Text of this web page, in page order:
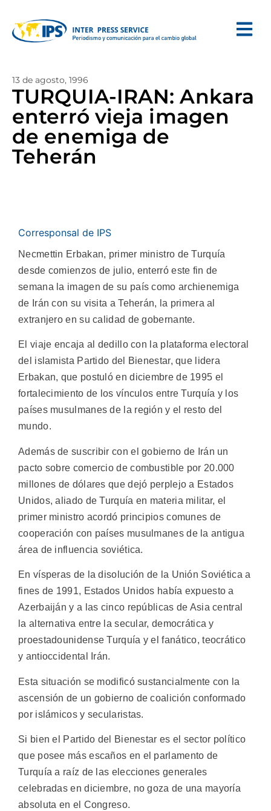
13 de agosto, 1996
TURQUIA-IRAN: Ankara
enterró vieja imagen
de enemiga de
Teherán
Corresponsal de IPS
Necmettin Erbakan, primer ministro de Turquía
desde comienzos de julio, enterró este fin de
semana la imagen de su país como archienemiga
de Irán con su visita a Teherán, la primera al
extranjero en su calidad de gobernante.
El viaje encaja al dedillo con la plataforma electoral
del islamista Partido del Bienestar, que lidera
Erbakan, que postuló en diciembre de 1995 el
fortalecimiento de los vínculos entre Turquía y los
países musulmanes de la región y el resto del
mundo.
Además de suscribir con el gobierno de Irán un
pacto sobre comercio de combustible por 20.000
millones de dólares que dejó perplejo a Estados
Unidos, aliado de Turquía en materia militar, el
primer ministro acordó principios comunes de
cooperación con países musulmanes de la antigua
área de influencia soviética.
En vísperas de la disolución de la Unión Soviética a
fines de 1991, Estados Unidos había expuesto a
Azerbaiján y a las cinco repúblicas de Asia central
la alternativa entre la secular, democrática y
proestadounidense Turquía y el fanático, teocrático
y antioccidental Irán.
Esta situación se modificó sustancialmente con la
ascensión de un gobierno de coalición conformado
por islámicos y secularistas.
Si bien el Partido del Bienestar es el sector político
que posee más escaños en el parlamento de
Turquía a raíz de las elecciones generales
celebradas en diciembre, no goza de una mayoría
absoluta en el Congreso.